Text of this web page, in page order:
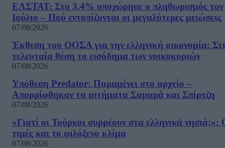
ΕΛΣΤΑΤ: Στο 3,4% υποχώρησε ο πληθωρισμός τον
Ιούλιο – Πού εντοπίζονται οι μεγαλύτερες μειώσεις
07/08/2026
Έκθεση του ΟΟΣΑ για την ελληνική οικονομία:
τελευταία θέση το εισόδημα των νοικοκυριών
07/08/2026
Υπόθεση Predator: Παραμένει στο αρχείο –
Απορρίφθηκαν τα αιτήματα Σαμαρά και Σπίρτζη
07/08/2026
«Γιατί οι Τούρκοι συρρέουν στα ελληνικά νησιά;»:
τιμές και το φιλόξενο κλίμα
07/08/2026